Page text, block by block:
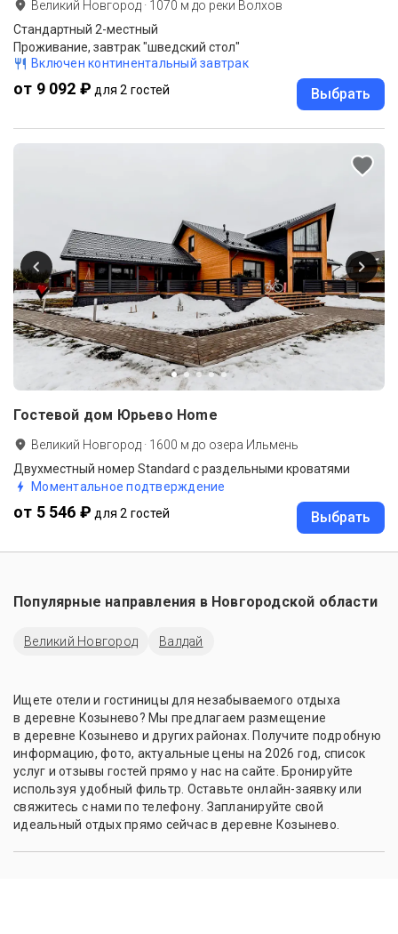
Великий Новгород · 1070 м до реки Волхов
Стандартный 2-местный
Проживание, завтрак "шведский стол"
Включен континентальный завтрак
от 9 092 ₽ для 2 гостей Выбрать
Гостевой дом Юрьево Home
Великий Новгород · 1600 м до озера Ильмень
Двухместный номер Standard с раздельными кроватями
Моментальное подтверждение
от 5 546 ₽ для 2 гостей Выбрать
Популярные направления в Новгородской области
Великий Новгород Валдай
Ищете отели и гостиницы для незабываемого отдыха
в деревне Козынево? Мы предлагаем размещение
в деревне Козынево и других районах. Получите подробную
информацию, фото, актуальные цены на 2026 год, список
услуг и отзывы гостей прямо у нас на сайте. Бронируйте
используя удобный фильтр. Оставьте онлайн-заявку или
свяжитесь с нами по телефону. Запланируйте свой
идеальный отдых прямо сейчас в деревне Козынево.